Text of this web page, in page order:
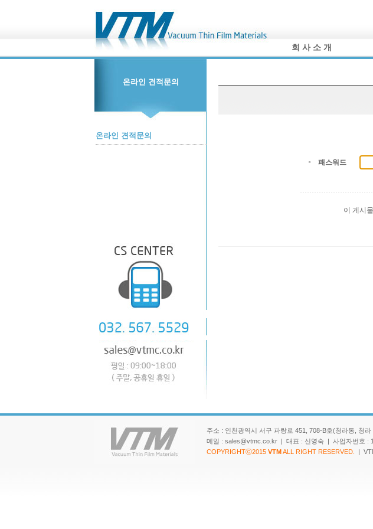
회 사 소 개
온라인 견적문의
온라인 견적문의
패스워드
이 게시
주소 : 인천광역시 서구 파랑로 451, 708-B호(청라동,
메일 : sales@vtmc.co.kr | 대표 : 신영숙 | 사업자번호 :
COPYRIGHTⓒ2015 VTMALL RIGHT RESERVED. |